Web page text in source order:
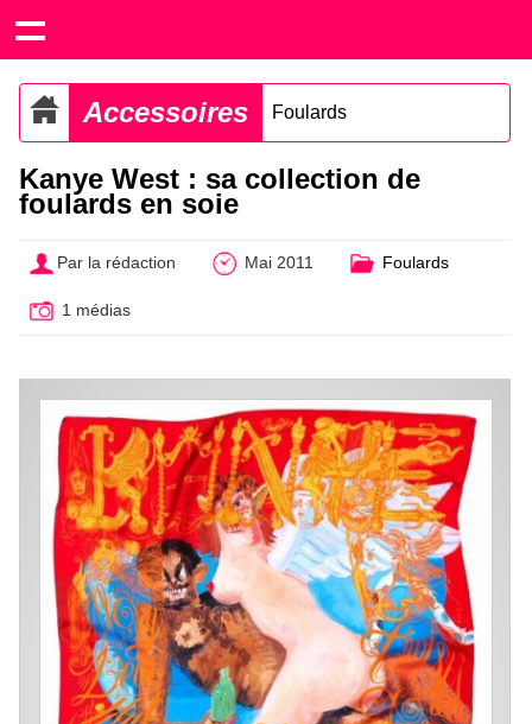
Accessoires Foulards
Kanye West : sa collection de
foulards en soie
Par la rédaction Mai 2011 Foulards
1 médias